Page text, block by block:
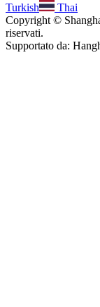
Turkish
Thai
Copyright ©
riservati.
Supportato da: